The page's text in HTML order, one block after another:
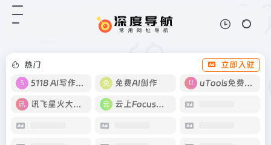
热门
立即入驻
5118 AI写作工具
免费AI创作 uTools免费工具箱
讯飞星火大模型 云上Focus接码